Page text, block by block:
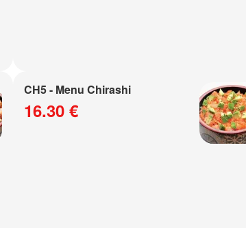
CH5 - Menu Chirashi
16.30 €